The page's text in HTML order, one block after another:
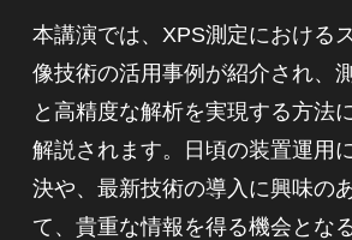
本講演では、XPS測定における
像技術の活用事例が紹介され、
と高精度な解析を実現する方法
解説されます。日頃の装置運用
決や、最新技術の導入に興味の
て、貴重な情報を得る機会とな